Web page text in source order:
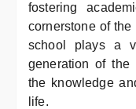
fostering
cornerstone of
school plays a
generation of the
the knowledge
life.